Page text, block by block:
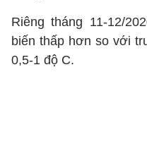
Riêng tháng 11-12/
biến thấp hơn so với
0,5-1 độ C.